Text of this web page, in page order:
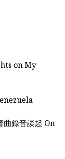
on My
曲錄音談起 On